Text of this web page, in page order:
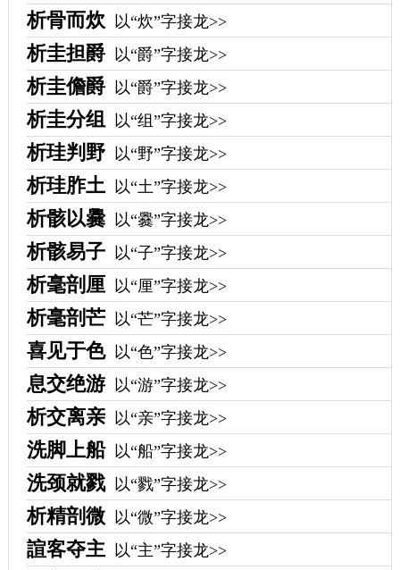
析骨而炊 以“炊”字接龙>>
析圭担爵 以“爵”字接龙>>
析圭儋爵 以“爵”字接龙>>
析圭分组 以“组”字接龙>>
析珪判野 以“野”字接龙>>
析珪胙土 以“土”字接龙>>
析骸以爨 以“爨”字接龙>>
析骸易子 以“子”字接龙>>
析毫剖厘 以“厘”字接龙>>
析毫剖芒 以“芒”字接龙>>
喜见于色 以“色”字接龙>>
息交绝游 以“游”字接龙>>
析交离亲 以“亲”字接龙>>
洗脚上船 以“船”字接龙>>
洗颈就戮 以“戮”字接龙>>
析精剖微 以“微”字接龙>>
諠客夺主 以“主”字接龙>>